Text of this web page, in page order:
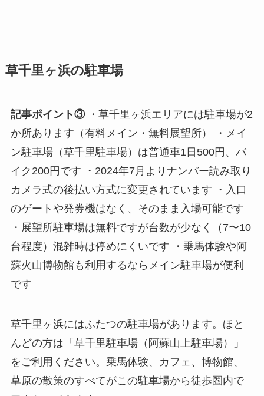
草千里ヶ浜の駐車場
記事ポイント③・草千里ヶ浜エリアには駐車場が2
か所あります（有料メイン・無料展望所） ・メイ
ン駐車場（草千里駐車場）は普通車1日500円、バ
イク200円です ・2024年7月よりナンバー読み取り
カメラ式の後払い方式に変更されています ・入口
のゲートや発券機はなく、そのまま入場可能です
・展望所駐車場は無料ですが台数が少なく（7〜10
台程度）混雑時は停めにくいです ・乗馬体験や阿
蘇火山博物館も利用するならメイン駐車場が便利
です
草千里ヶ浜にはふたつの駐車場があります。ほと
んどの方は「草千里駐車場（阿蘇山上駐車場）」
をご利用ください。乗馬体験、カフェ、博物館、
草原の散策のすべてがこの駐車場から徒歩圏内で